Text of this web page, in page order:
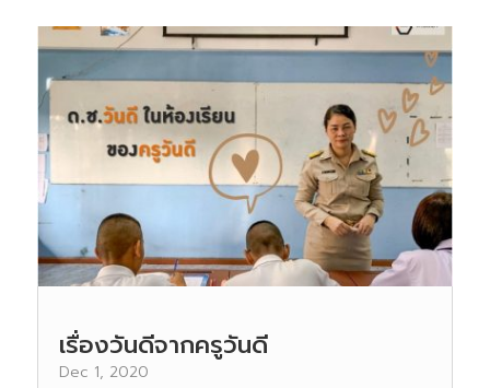
เรื่องวันดีจากครูวันดี
Dec 1, 2020